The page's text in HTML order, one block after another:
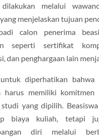
melalui
menjelaskan tujuan
calon penerima
seperti sertifikat
dan penghargaan lain
diperhatikan bahwa
harus memiliki
yang dipilih.
biaya kuliah, tetapi
diri melalui